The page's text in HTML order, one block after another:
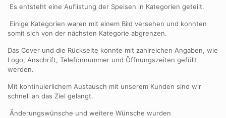
Es entsteht eine Auflistung der Speisen in Kategorien geteilt.
Einige Kategorien waren mit einem Bild versehen und konnten
somit sich von der nächsten Kategorie abgrenzen.
Das Cover und die Rückseite konnte mit zahlreichen Angaben, wie
Logo, Anschrift, Telefonnummer und Öffnungszeiten gefüllt
werden.
Mit kontinuierlichem Austausch mit unserem Kunden sind wir
schnell an das Ziel gelangt.
Änderungswünsche und weitere Wünsche wurden